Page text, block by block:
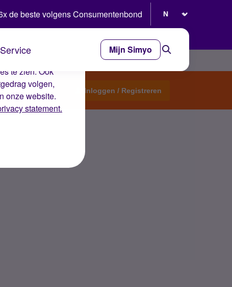
ervaring op de
te zien. Ook
volgen,
onze website.
statement.
de beste volgens Consumentenbond
Service Mijn Simyo
Start een topic Inloggen / Registreren